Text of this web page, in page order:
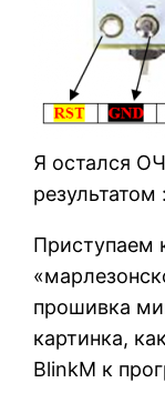
Я остался
результатом
Приступаем
прошивка
картинка,
BlinkM к